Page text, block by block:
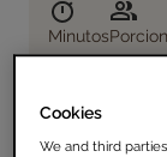
Minutos
10 1
Cookies
We and third